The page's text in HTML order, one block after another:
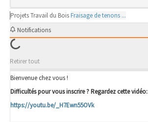
ProjetsTravail du BoisFraisage de tenons ...
Notifications
Retirer tout
Bienvenue chez vous !
Difficultés pour vous inscrire ? Regardez cette vidéo:
https://youtu.be/_H7Ewn55OVk